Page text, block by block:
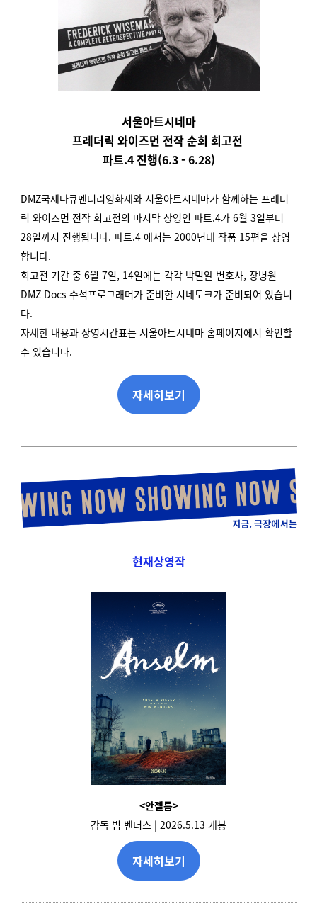
서울아트시네마
프레더릭 와이즈먼 전작 순회 회고전
파트.4 진행(6.3 - 6.28)
DMZ국제다큐멘터리영화제와 서울아트시네마가 함께하는 프레더
릭 와이즈먼 전작 회고전의 마지막 상영인 파트.4가 6월 3일부터
28일까지 진행됩니다. 파트.4 에서는 2000년대 작품 15편을 상영
합니다.
회고전 기간 중 6월 7일, 14일에는 각각 박밀알 변호사, 장병원
DMZ Docs 수석프로그래머가 준비한 시네토크가 준비되어 있습니
다.
자세한 내용과 상영시간표는 서울아트시네마 홈페이지에서 확인할
수 있습니다.
자세히보기
현재상영작
<안젤름>
감독 빔 벤더스 | 2026.5.13 개봉
자세히보기